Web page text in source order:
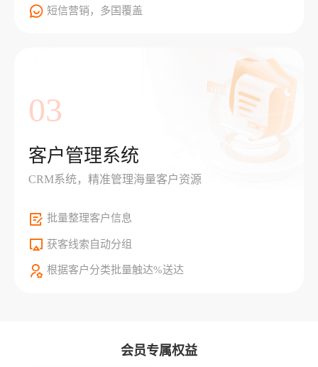
短信营销，多国覆盖
03
客户管理系统
CRM系统，精准管理海量客户资源
批量整理客户信息
获客线索自动分组
根据客户分类批量触达%送达
会员专属权益